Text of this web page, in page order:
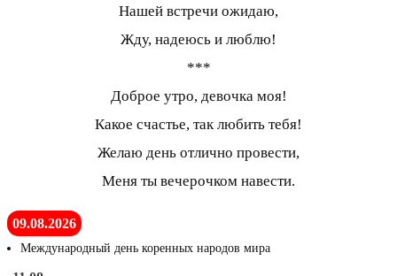
Нашей встречи ожидаю,
Жду, надеюсь и люблю!
***
Доброе утро, девочка моя!
Какое счастье, так любить тебя!
Желаю день отлично провести,
Меня ты вечерочком навести.
09.08.2026
Международный день коренных народов мира